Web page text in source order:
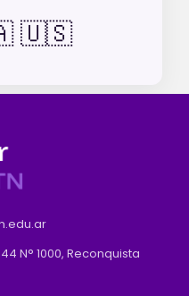
🇺🇸
N° 1000, Reconquista